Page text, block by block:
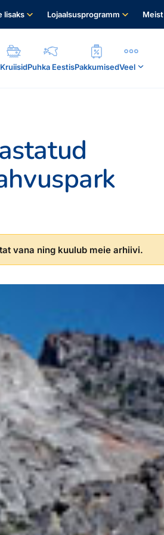
lisaks Lojaalsusprogramm Meist
KruiisidPuhka EestisPakkumisedVeel
vana ning kuulub meie arhiivi.